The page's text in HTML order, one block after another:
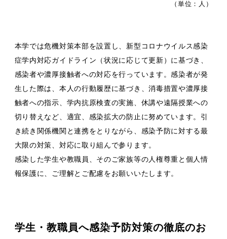
（単位：人）
本学では危機対策本部を設置し、新型コロナウイルス感染
症学内対応ガイドライン（状況に応じて更新）に基づき、
感染者や濃厚接触者への対応を行っています。感染者が発
生した際は、本人の行動履歴に基づき、消毒措置や濃厚接
触者への指示、学内抗原検査の実施、休講や遠隔授業への
切り替えなど、適宜、感染拡大の防止に努めています。引
き続き関係機関と連携をとりながら、感染予防に対する最
大限の対策、対応に取り組んで参ります。
感染した学生や教職員、そのご家族等の人権尊重と個人情
報保護に、ご理解とご配慮をお願いいたします。
学生・教職員へ感染予防対策の徹底のお